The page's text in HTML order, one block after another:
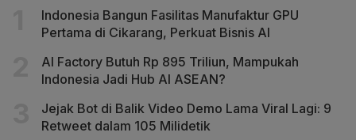
Indonesia Bangun Fasilitas Manufaktur GPU
Pertama di Cikarang, Perkuat Bisnis AI
AI Factory Butuh Rp 895 Triliun, Mampukah
Indonesia Jadi Hub AI ASEAN?
Jejak Bot di Balik Video Demo Lama Viral Lagi: 9
Retweet dalam 105 Milidetik